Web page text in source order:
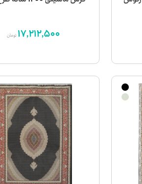
17,212,500 تومان